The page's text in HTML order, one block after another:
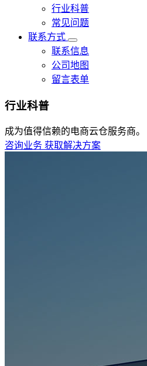
行业科普
常见问题
联系方式
联系信息
公司地图
留言表单
行业科普
成为值得信赖的电商云仓服务商。
咨询业务 获取解决方案